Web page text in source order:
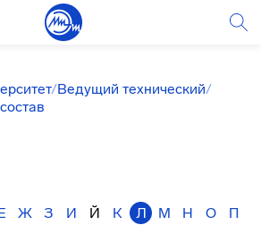
/Ведущий технический/
Ж З И Й К Л М Н О П